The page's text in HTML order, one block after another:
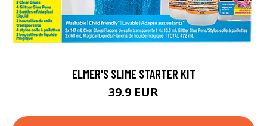
ELMER'S SLIME STARTER KIT
39.9 EUR